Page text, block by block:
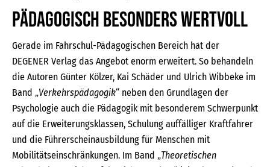
Pädagogisch besonders wertvoll
Gerade im Fahrschul-Pädagogischen Bereich hat der
DEGENER Verlag das Angebot enorm erweitert. So behandeln
die Autoren Günter Kölzer, Kai Schäder und Ulrich Wibbeke im
Band „Verkehrspädagogik“ neben den Grundlagen der
Psychologie auch die Pädagogik mit besonderem Schwerpunkt
auf die Erweiterungsklassen, Schulung auffälliger Kraftfahrer
und die Führerscheinausbildung für Menschen mit
Mobilitätseinschränkungen. Im Band „Theoretischen